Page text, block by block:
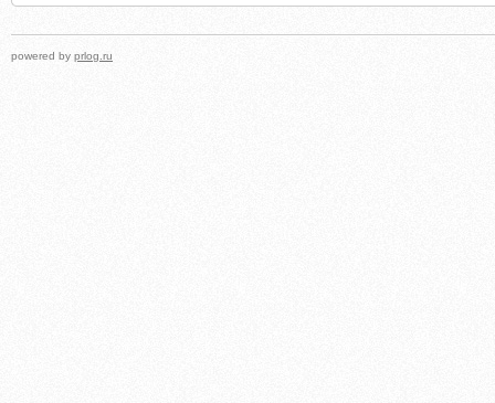
powered by prlog.ru